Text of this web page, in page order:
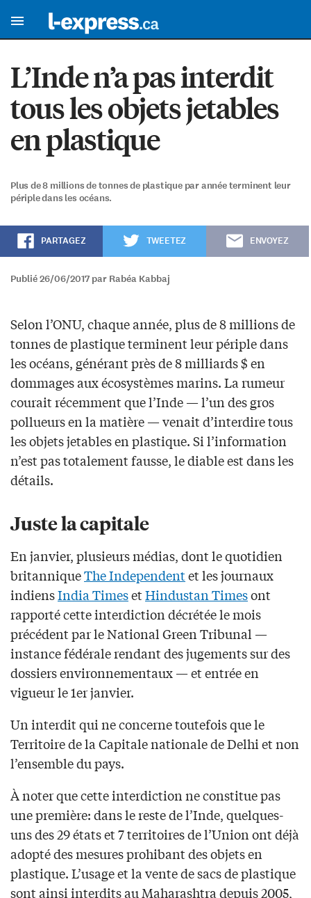
L’Inde n’a pas interdit
tous les objets jetables
en plastique
Plus de 8 millions de tonnes de plastique par année terminent leur
périple dans les océans.
PARTAGEZ TWEETEZ ENVOYEZ
Publié 26/06/2017 par Rabéa Kabbaj
Selon l’ONU, chaque année, plus de 8 millions de
tonnes de plastique terminent leur périple dans
les océans, générant près de 8 milliards $ en
dommages aux écosystèmes marins. La rumeur
courait récemment que l’Inde — l’un des gros
pollueurs en la matière — venait d’interdire tous
les objets jetables en plastique. Si l’information
n’est pas totalement fausse, le diable est dans les
détails.
Juste la capitale
En janvier, plusieurs médias, dont le quotidien
britanniqueThe Independentet les journaux
indiensIndia TimesetHindustan Timesont
rapporté cette interdiction décrétée le mois
précédent par le National Green Tribunal —
instance fédérale rendant des jugements sur des
dossiers environnementaux — et entrée en
vigueur le 1er janvier.
Un interdit qui ne concerne toutefois que le
Territoire de la Capitale nationale de Delhi et non
l’ensemble du pays.
À noter que cette interdiction ne constitue pas
une première: dans le reste de l’Inde, quelques-
uns des 29 états et 7 territoires de l’Union ont déjà
adopté des mesures prohibant des objets en
plastique. L’usage et la vente de sacs de plastique
sont ainsi interdits au Maharashtra depuis 2005,